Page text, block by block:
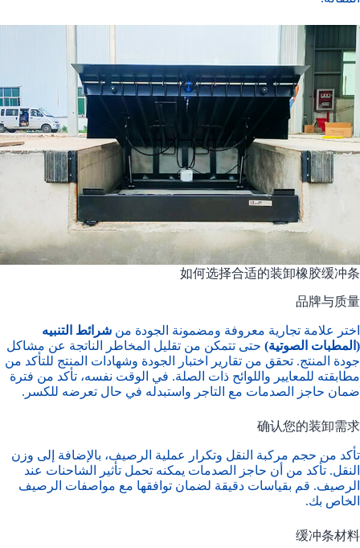
如何选择合适的装卸橡胶缓冲条
品牌与质量
اختر علامة تجارية معروفة ومضمونة الجودة من شرائط التنبيه
(المطبات الصوتية) حتى تتمكن من تقليل المخاطر الناتجة عن مشاكل
جودة المنتج. تحقق من تقارير اختبار الجودة وشهادات المنتج للتأكد من
مطابقته للمعايير واللوائح ذات الصلة. في الوقت نفسه، تأكد من فترة
ضمان حاجز الصدمات مع التاجر واستبدله في حال تعرضه للكسر.
确认您的装卸需求
تأكد من حجم مركبة النقل وتكرار عملية الرصيف، بالإضافة إلى وزن
النقل. تأكد من أن حاجز الصدمات يمكنه تحمل تأثير الشاحنات عند
الرصيف. قم بقياسات دقيقة لضمان توافقها مع مواصفات الرصيف
الخاص بك.
缓冲条材料